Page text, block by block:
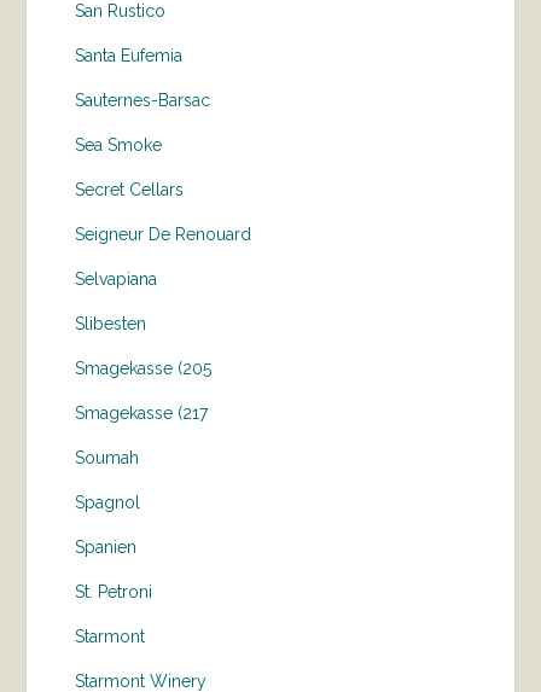
San Rustico
Santa Eufemia
Sauternes-Barsac
Sea Smoke
Secret Cellars
Seigneur De Renouard
Selvapiana
Slibesten
Smagekasse (205
Smagekasse (217
Soumah
Spagnol
Spanien
St. Petroni
Starmont
Starmont Winery